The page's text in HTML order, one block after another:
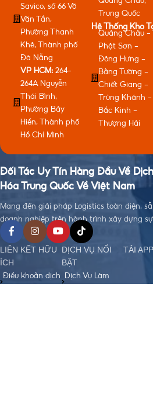
Savico, số 66 Võ
Văn Tần,
Phường Thanh
Khê, Thành phố
Đà Nẵng
VP HCM: 264-
264A Nguyễn
Thái Bình,
Phường Bảy
Hiền, Thành phố
Hồ Chí Minh
Trung Quốc
Hệ Thống Kho
Quảng Châu -
Phật Sơn -
Đông Hưng -
Bằng Tường -
Chiết Giang -
Trùng Khánh -
Bắc Kinh -
Thượng Hải
Đối Tác Uy Tín Hàng Đầu Về
Hóa Trung Quốc Về Việt Nam
Mang đến giải pháp Logistics toàn diện,
doanh nghiệp trên hành trình xây dựng
LIÊN KẾT HỮU
ÍCH
Điều khoản dịch
DỊCH VỤ NỔI
BẬT
Dịch Vụ Làm
TẢI